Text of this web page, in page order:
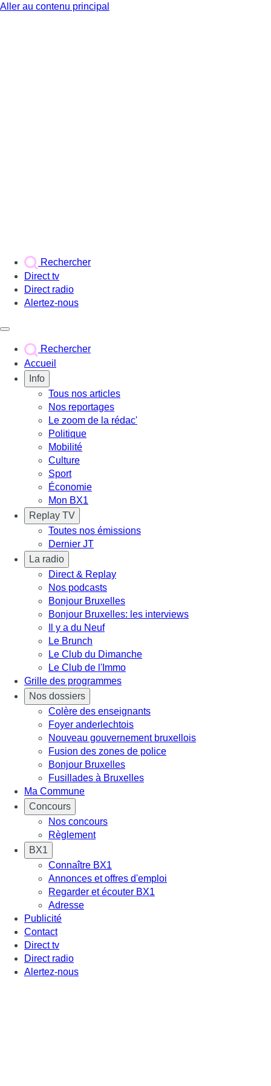
Aller au contenu principal
Rechercher
Direct tv
Direct radio
Alertez-nous
Rechercher
Accueil
Info
Tous nos articles
Nos reportages
Le zoom de la rédac'
Politique
Mobilité
Culture
Sport
Économie
Mon BX1
Replay TV
Toutes nos émissions
Dernier JT
La radio
Direct & Replay
Nos podcasts
Bonjour Bruxelles
Bonjour Bruxelles: les interviews
Il y a du Neuf
Le Brunch
Le Club du Dimanche
Le Club de l'Immo
Grille des programmes
Nos dossiers
Colère des enseignants
Foyer anderlechtois
Nouveau gouvernement bruxellois
Fusion des zones de police
Bonjour Bruxelles
Fusillades à Bruxelles
Ma Commune
Concours
Nos concours
Règlement
BX1
Connaître BX1
Annonces et offres d'emploi
Regarder et écouter BX1
Adresse
Publicité
Contact
Direct tv
Direct radio
Alertez-nous